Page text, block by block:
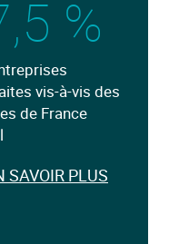
%
vis-à-vis des
de France
SAVOIR PLUS